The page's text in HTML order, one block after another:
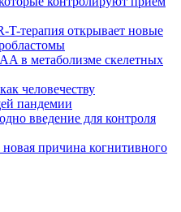
T-терапия открывает новые
в метаболизме скелетных
человечеству
пандемии
введение для контроля
причина когнитивного